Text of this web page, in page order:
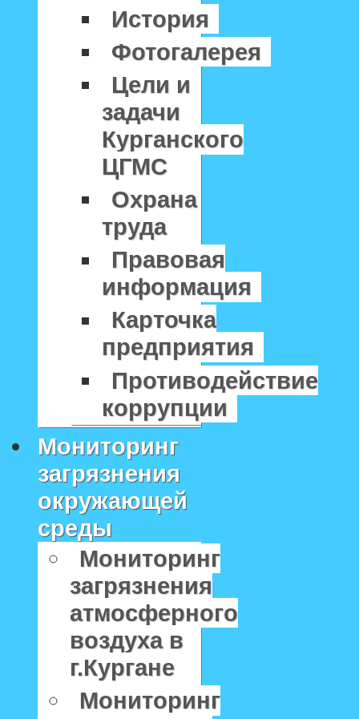
История
Фотогалерея
Цели и
задачи
Курганского
ЦГМС
Охрана
труда
Правовая
информация
Карточка
предприятия
Противодействие
коррупции
Мониторинг
загрязнения
окружающей
среды
Мониторинг
загрязнения
атмосферного
воздуха в
г.Кургане
Мониторинг